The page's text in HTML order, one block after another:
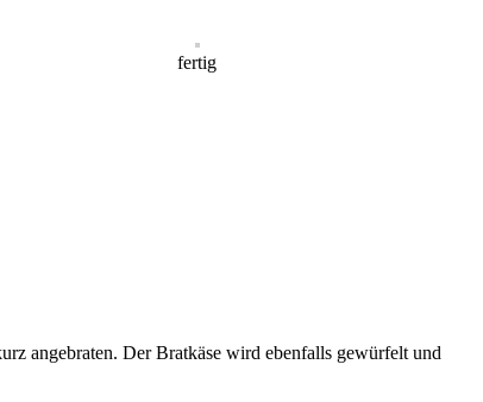
fertig
angebraten. Der Bratkäse wird ebenfalls gewürfelt und